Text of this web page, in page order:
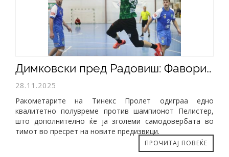
​Димковски пред Радовиш: Фаворитската улога не значи ништо ако не ја потврдите на терен
28.11.2025
Ракометарите на Тинекс Пролет одиграа едно
квалитетно полувреме против шампионот Пелистер,
што дополнително ќе ја зголеми самодовербата во
тимот во пресрет на новите предизвици.
ПРОЧИТАЈ ПОВЕЌЕ